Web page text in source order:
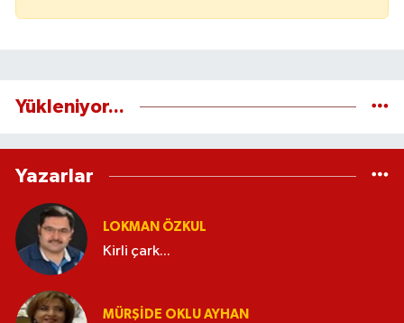
Yükleniyor...
Yazarlar
LOKMAN ÖZKUL
Kirli çark...
MÜRŞIDE OKLU AYHAN